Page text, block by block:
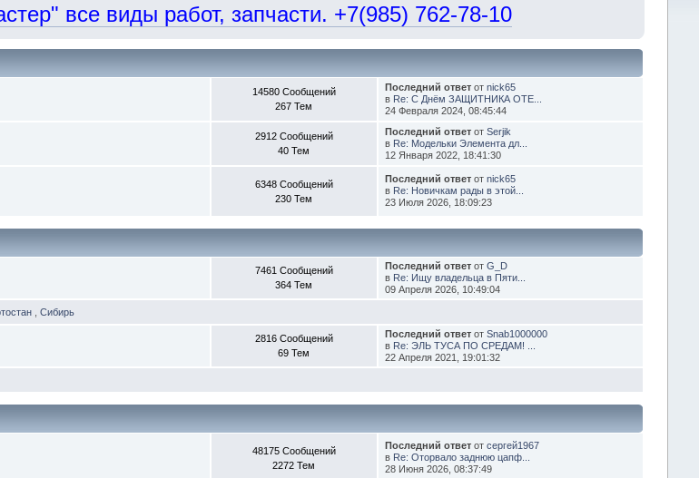
все виды работ, запчасти. +7(985) 762-78-10
14580 Сообщений
267 Тем
Последний ответ отnick65
в Re: С Днём ЗАЩИТНИКА ОТЕ...
24 Февраля 2024, 08:45:44
2912 Сообщений
40 Тем
Последний ответ отSerjik
в Re: Модельки Элемента дл...
12 Января 2022, 18:41:30
6348 Сообщений
230 Тем
Последний ответ отnick65
в Re: Новичкам рады в этой...
23 Июля 2026, 18:09:23
7461 Сообщений
364 Тем
Последний ответ отG_D
в Re: Ищу владельца в Пяти...
09 Апреля 2026, 10:49:04
Сибирь
2816 Сообщений
69 Тем
Последний ответ отSnab1000000
в Re: ЭЛЬ ТУСА ПО СРЕДАМ! ...
22 Апреля 2021, 19:01:32
48175 Сообщений
2272 Тем
Последний ответ отсергей1967
в Re: Оторвало заднюю цапф...
28 Июня 2026, 08:37:49